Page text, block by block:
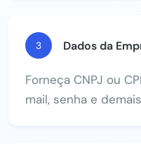
3 Dados da
Forneça CNPJ ou
mail, senha e